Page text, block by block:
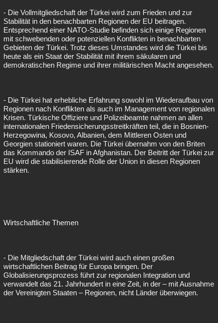
- Die Vollmitgliedschaft der Türkei wird zum Frieden und zur
Stabilität in den benachbarten Regionen der EU beitragen.
Entsprechend einer NATO-Studie befinden sich einige Regionen
mit schwebenden oder potenziellen Konflikten in benachbarten
Gebieten der Türkei. Trotz dieses Umstandes wird die Türkei bis
heute als ein Staat der Stabilität mit ihrem säkularen und
demokratischen Regime und ihrer militärischen Macht angesehen.
- Die Türkei hat erhebliche Erfahrung sowohl im Wiederaufbau von
Regionen nach Konflikten als auch im Management von regionalen
Krisen. Türkische Offiziere und Polizeibeamte nahmen an allen
internationalen Friedensicherungsstreitkräften teil, die in Bosnien-
Herzegowina, Kosovo, Albanien, dem Mittleren Osten und
Georgien stationiert waren. Die Türkei übernahm von den Briten
das Kommando der ISAF in Afghanistan. Der Beitritt der Türkei zur
EU wird die stabilisierende Rolle der Union in diesen Regionen
stärken.
Wirtschaftliche Themen
- Die Mitgliedschaft der Türkei wird auch einen großen
wirtschaftlichen Beitrag für Europa bringen. Der
Globalisierungsprozess führt zur regionalen Integration und
verwandelt das 21. Jahrhundert in eine Zeit, in der – mit Ausnahme
der Vereinigten Staaten – Regionen, nicht Länder überwiegen.